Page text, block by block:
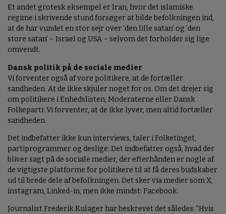
Et andet grotesk eksempel er Iran, hvor det islamiske
regime i skrivende stund forsøger at bilde befolkningen ind,
at de har vundet en stor sejr over ’den lille satan’ og ’den
store satan’ – Israel og USA – selvom det forholder sig lige
omvendt.
Dansk politik på de sociale medier
Vi forventer også af vore politikere, at de fortæller
sandheden. At de ikke skjuler noget for os. Om det drejer sig
om politikere i Enhedslisten, Moderaterne eller Dansk
Folkeparti: Vi forventer, at de ikke lyver, men altid fortæller
sandheden.
Det indbefatter ikke kun interviews, taler i Folketinget,
partiprogrammer og deslige. Det indbefatter også, hvad der
bliver sagt på de sociale medier, der efterhånden er nogle af
de vigtigste platforme for politikere til at få deres budskaber
ud til brede dele af befolkningen. Det sker via medier som X,
instagram, Linked-in, men ikke mindst: Facebook.
Journalist Frederik Kulager har beskrevet det således: ”Hvis